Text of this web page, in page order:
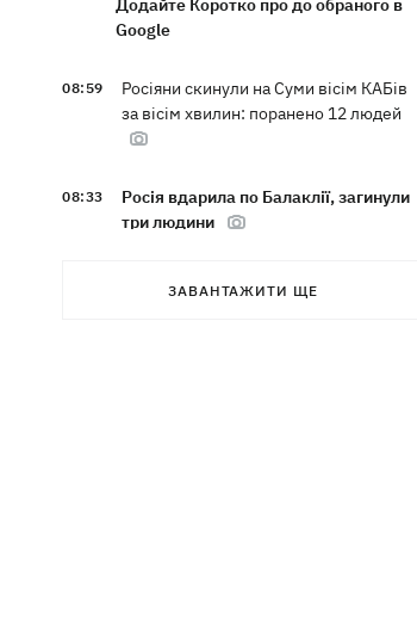
Додайте Коротко про до обраного в
Google
08:59
Росіяни скинули на Суми вісім КАБів
за вісім хвилин: поранено 12 людей
08:33
Росія вдарила по Балаклії, загинули
три людини
ЗАВАНТАЖИТИ ЩЕ